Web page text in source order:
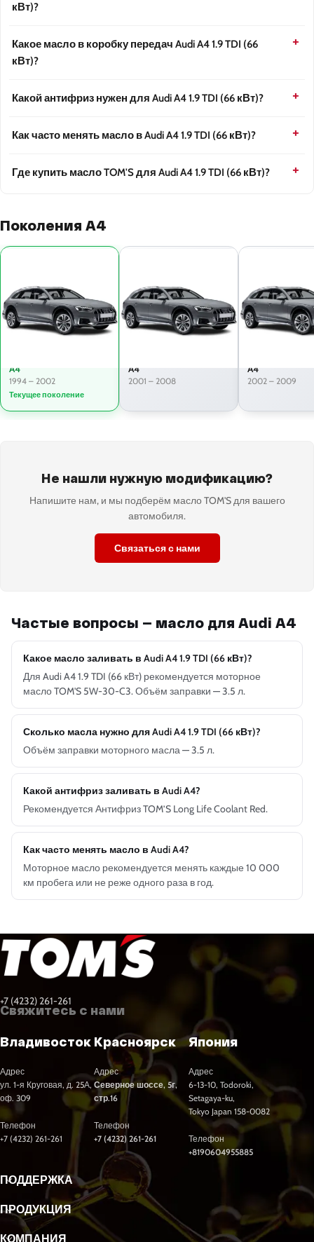
кВт)?
Какое масло в коробку передач Audi A4 1.9 TDI (66
кВт)?
Какой антифриз нужен для Audi A4 1.9 TDI (66 кВт)?
Как часто менять масло в Audi A4 1.9 TDI (66 кВт)?
Где купить масло TOM'S для Audi A4 1.9 TDI (66 кВт)?
Поколения A4
A4
1994 – 2002
Текущее поколение
A4
2001 – 2008
A4
2002 – 2009
Не нашли нужную модификацию?
Напишите нам, и мы подберём масло TOM'S для вашего
автомобиля.
Связаться с нами
Частые вопросы — масло для Audi A4
Какое масло заливать в Audi A4 1.9 TDI (66 кВт)?
Для Audi A4 1.9 TDI (66 кВт) рекомендуется моторное
масло TOM'S 5W-30-C3. Объём заправки — 3.5 л.
Сколько масла нужно для Audi A4 1.9 TDI (66 кВт)?
Объём заправки моторного масла — 3.5 л.
Какой антифриз заливать в Audi A4?
Рекомендуется Антифриз TOM’S Long Life Coolant Red.
Как часто менять масло в Audi A4?
Моторное масло рекомендуется менять каждые 10 000
км пробега или не реже одного раза в год.
+7 (4232) 261-261
Свяжитесь с нами
Владивосток
Адрес
ул. 1-я Круговая, д. 25А,
оф. 309
Телефон
+7 (4232) 261-261
Красноярск
Адрес
Северное шоссе, 5г,
стр.16
Телефон
+7 (4232) 261-261
Япония
Адрес
6-13-10, Todoroki,
Setagaya-ku,
Tokyo Japan 158-0082
Телефон
+8190604955885
ПОДДЕРЖКА
ПРОДУКЦИЯ
КОМПАНИЯ